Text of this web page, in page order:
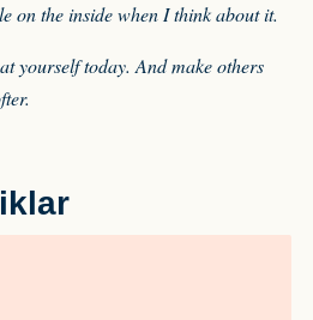
on the inside when I think about it.
yourself today. And make others